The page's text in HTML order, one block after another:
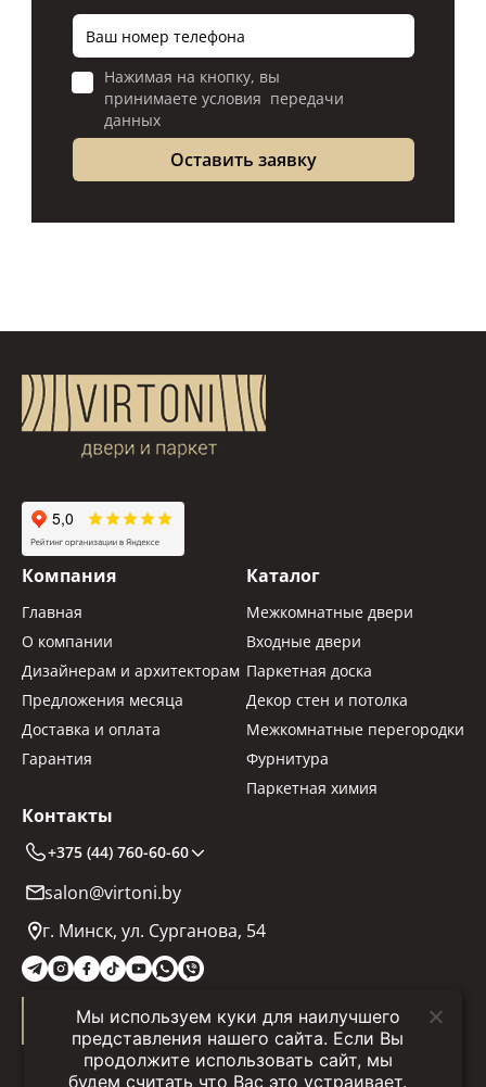
Нажимая на кнопку, вы
принимаете условия передачи
данных
Компания
Главная
О компании
Дизайнерам и архитекторам
Предложения месяца
Доставка и оплата
Гарантия
Каталог
Межкомнатные двери
Входные двери
Паркетная доска
Декор стен и потолка
Межкомнатные перегородки
Фурнитура
Паркетная химия
Контакты
+375 (44) 760-60-60
salon@virtoni.by
г. Минск, ул. Сурганова, 54
Заказать звонок
Мы используем куки для наилучшего
представления нашего сайта. Если Вы
продолжите использовать сайт, мы
будем считать что Вас это устраивает.